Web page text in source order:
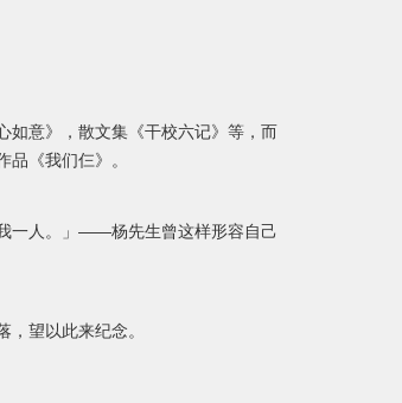
如意》，散文集《干校六记》等，而
《我们仨》。
一人。」——杨先生曾这样形容自己
望以此来纪念。